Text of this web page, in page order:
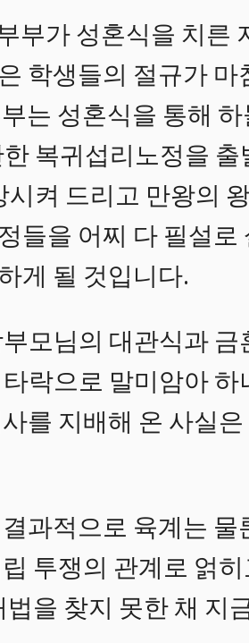
부가 성혼식을 치른
학생들의 절규가
는 성혼식을 통해
복귀섭리노정을
시켜 드리고 만왕의
들을 어찌 다 필설로
게 될 것입니다.
모님의 대관식과
락으로 말미암아
를 지배해 온 사실
과적으로 육계는
투쟁의 관계로 얽
을 찾지 못한 채 지